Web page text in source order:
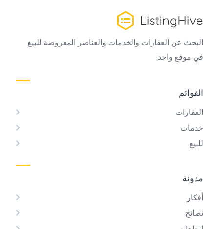
البحث عن العقارات والخدمات والعناصر المعروضة للبيع
في موقع واحد.
القوائم
العقارات
خدمات
للبيع
مدونة
أفكار
نصائح